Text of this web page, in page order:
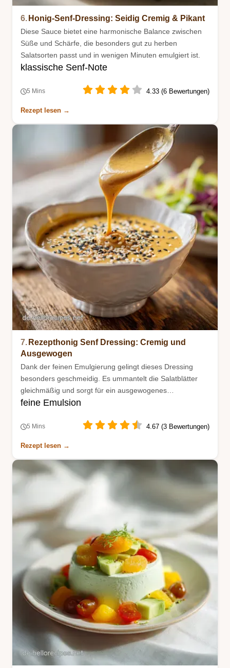
6. Honig-Senf-Dressing: Seidig Cremig & Pikant
Diese Sauce bietet eine harmonische Balance zwischen
Süße und Schärfe, die besonders gut zu herben
Salatsorten passt und in wenigen Minuten emulgiert ist.
klassische Senf-Note
5 Mins 4.33 (6 Bewertungen)
Rezept lesen →
7. Rezepthonig Senf Dressing: Cremig und
Ausgewogen
Dank der feinen Emulgierung gelingt dieses Dressing
besonders geschmeidig. Es ummantelt die Salatblätter
gleichmäßig und sorgt für ein ausgewogenes
Geschmackserlebnis bei jedem Bissen.
feine Emulsion
5 Mins 4.67 (3 Bewertungen)
Rezept lesen →